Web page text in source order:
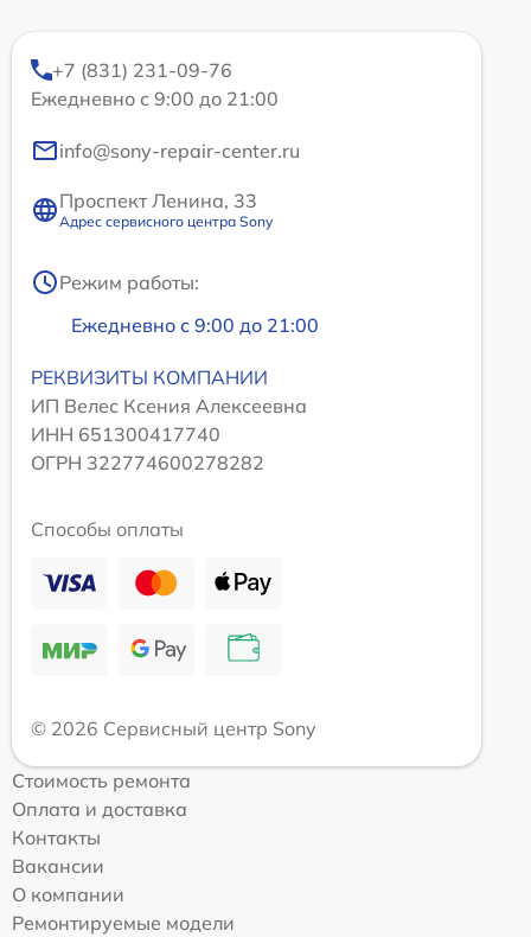
+7 (831) 231-09-76
Ежедневно с 9:00 до 21:00
info@sony-repair-center.ru
Проспект Ленина, 33
Адрес сервисного центра Sony
Режим работы:
Ежедневно с 9:00 до 21:00
РЕКВИЗИТЫ КОМПАНИИ
ИП Велес Ксения Алексеевна
ИНН 651300417740
ОГРН 322774600278282
Способы оплаты
© 2026 Сервисный центр Sony
Стоимость ремонта
Оплата и доставка
Контакты
Вакансии
О компании
Ремонтируемые модели